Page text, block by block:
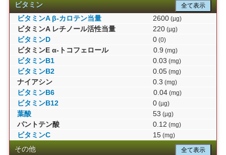
ビタミン 全て表示
ビタミンA β-カロテン当量 2600 (µg)
ビタミンA レチノール活性当量 220 (µg)
ビタミンD 0 (0)
ビタミンE α-トコフェロール 0.9 (mg)
ビタミンB1 0.03 (mg)
ビタミンB2 0.05 (mg)
ナイアシン 0.3 (mg)
ビタミンB6 0.04 (mg)
ビタミンB12 0 (µg)
葉酸 53 (µg)
パントテン酸 0.12 (mg)
ビタミンC 15 (mg)
その他 全て表示